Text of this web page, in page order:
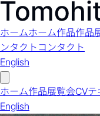
ホームホーム作品作品
ンタクト コンタクト
English
ホーム作品展覧会CVテ
English